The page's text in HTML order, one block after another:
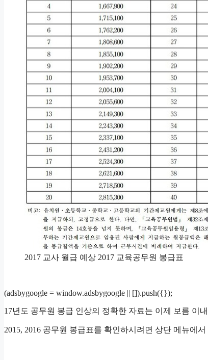
2017 교사 월급 예상 2017 교육공무원 봉급표
(adsbygoogle = window.adsbygoogle || []).push({});
17년도 공무원 봉급 인상의 정확한 자료는 이제 보름 이
2015, 2016 공무원 봉급표를 확인하시려면 상단 메뉴에